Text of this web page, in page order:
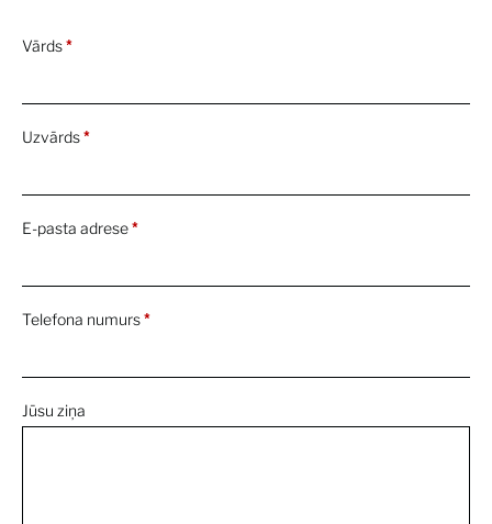
Vārds*
Uzvārds*
E-pasta adrese*
Telefona numurs*
Jūsu ziņa